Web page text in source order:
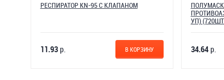
РЕСПИРАТОР KN-95 С КЛАПАНОМ
11.93р. В КОРЗИНУ
УП)
34.64р.